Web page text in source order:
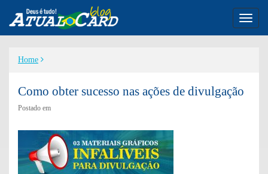
Toggle
Home
Como obter sucesso nas ações de divulgação
Postado em